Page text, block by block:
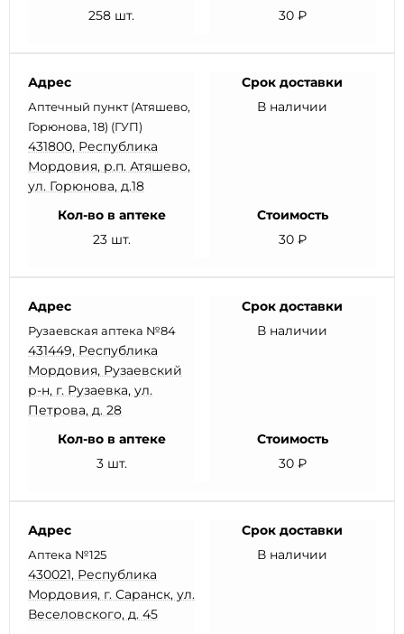
258 шт.
30 ₽
Адрес
Аптечный пункт (Атяшево,
Горюнова, 18) (ГУП)
431800, Республика
Мордовия, р.п. Атяшево,
ул. Горюнова, д.18
Срок доставки
В наличии
Кол-во в аптеке
23 шт.
Стоимость
30 ₽
Адрес
Рузаевская аптека №84
431449, Республика
Мордовия, Рузаевский
р-н, г. Рузаевка, ул.
Петрова, д. 28
Срок доставки
В наличии
Кол-во в аптеке
3 шт.
Стоимость
30 ₽
Адрес
Аптека №125
430021, Республика
Мордовия, г. Саранск, ул.
Веселовского, д. 45
Срок доставки
В наличии